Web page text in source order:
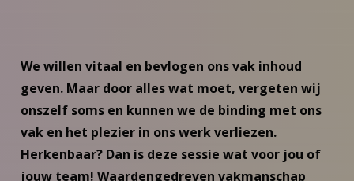
We willen vitaal en bevlogen ons vak inhoud
geven. Maar door alles wat moet, vergeten wij
onszelf soms en kunnen we de binding met ons
vak en het plezier in ons werk verliezen.
Herkenbaar? Dan is deze sessie wat voor jou of
jouw team! Waardengedreven vakmanschap